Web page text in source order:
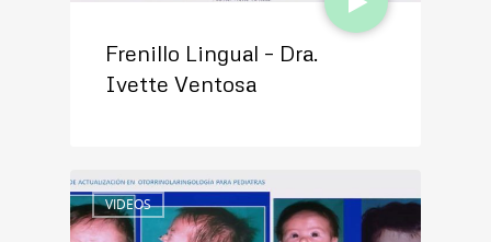
Frenillo Lingual – Dra.
Ivette Ventosa
VIDEOS